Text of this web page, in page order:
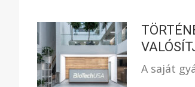
A saját